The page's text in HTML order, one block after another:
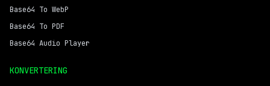
Base64 To WebP
Base64 To PDF
Base64 Audio Player
KONVERTERING